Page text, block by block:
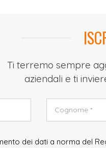
Ti terremo sempre
aziendali e ti
dei dati a norma del